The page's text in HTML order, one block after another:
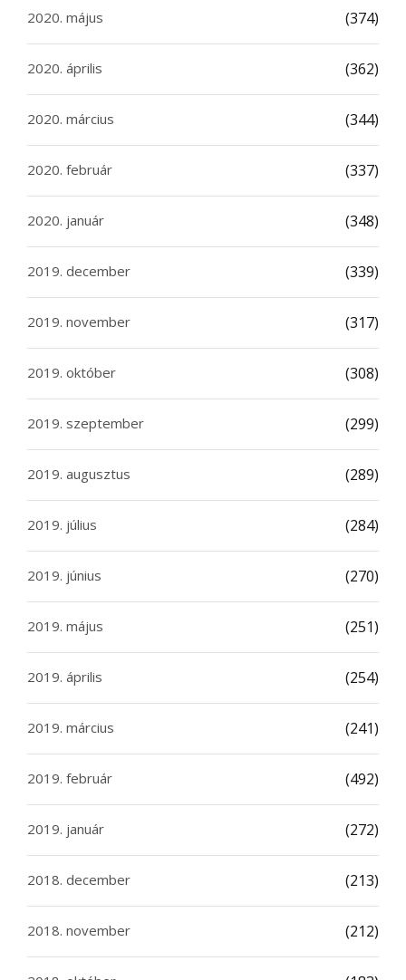
2020. május (374)
2020. április (362)
2020. március (344)
2020. február (337)
2020. január (348)
2019. december (339)
2019. november (317)
2019. október (308)
2019. szeptember (299)
2019. augusztus (289)
2019. július (284)
2019. június (270)
2019. május (251)
2019. április (254)
2019. március (241)
2019. február (492)
2019. január (272)
2018. december (213)
2018. november (212)